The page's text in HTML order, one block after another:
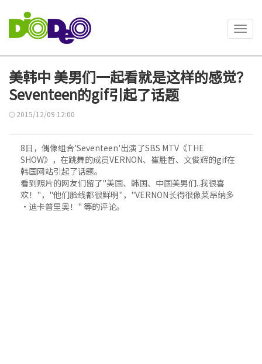
美韩中 美男们一起看就是这样的感觉？
Seventeen的gif引起了话题
2015/12/09 12:00
8日，偶像组合'Seventeen'出演了SBS MTV《THE
SHOW》，在跳舞的成员VERNON、崔胜哲、文俊辉的gif在
韩国网站引起了话题。
看到照片的网友们留了"美国、韩国、中国美男们..我很喜
欢！"，"他们脸线都很鲜明"，"VERNON长得很像莱昂纳多
·迪卡普里奥！" 等的评论。